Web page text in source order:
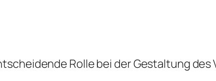
Rolle bei der Gestaltung des